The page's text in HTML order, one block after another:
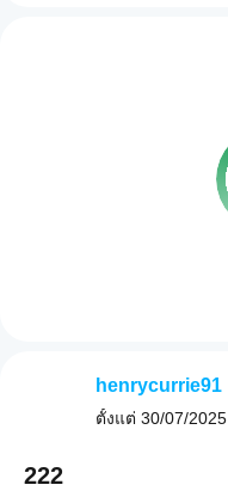
henrycurrie91
ตั้งแต่ 30/07/2025
222